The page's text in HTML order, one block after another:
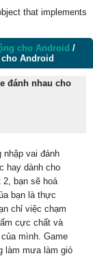
that implements
cho Android /
Android
đánh nhau cho
nhập vai đánh
hay dành cho
2, bạn sẽ hoá
bạn là thực
chỉ việc chạm
cực chất và
mình. Game
làm mưa làm gió